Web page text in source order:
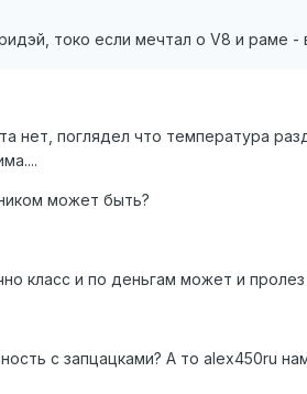
токо если мечтал о V8 и раме -
нет, поглядел что температура
может быть?
класс и по деньгам может и
с запцацками? А то alex450ru